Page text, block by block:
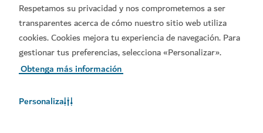
Respetamos su privacidad y nos comprometemos a ser
transparentes acerca de cómo nuestro sitio web utiliza
cookies. Cookies mejora tu experiencia de navegación. Para
gestionar tus preferencias, selecciona «Personalizar».
Obtenga más información
Personaliza
Condiciones de uso
Política de privacidad
Notificación de cookies
Mapa web
web está a cargo del Departamento de Economía y Turismo